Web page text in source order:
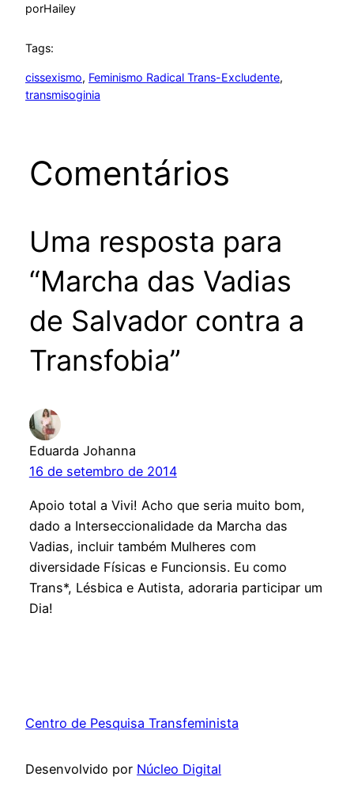
porHailey
Tags:
cissexismo, Feminismo Radical Trans-Excludente
transmisoginia
Comentários
Uma resposta para
“Marcha das Vadias
de Salvador contra a
Transfobia”
Eduarda Johanna
16 de setembro de 2014
Apoio total a Vivi! Acho que seria muito bom,
dado a Interseccionalidade da Marcha das
Vadias, incluir também Mulheres com
diversidade Físicas e Funcionsis. Eu como
Trans*, Lésbica e Autista, adoraria participar um
Dia!
Centro de Pesquisa Transfeminista
Desenvolvido por Núcleo Digital